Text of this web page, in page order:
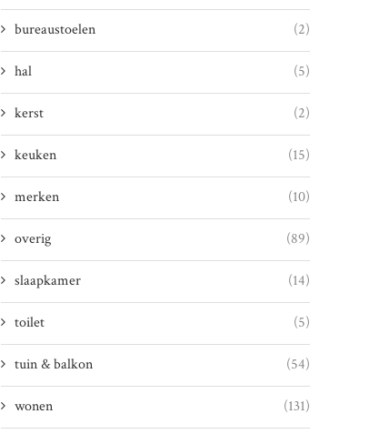
bureaustoelen (2)
hal (5)
kerst (2)
keuken (15)
merken (10)
overig (89)
slaapkamer (14)
toilet (5)
tuin & balkon (54)
wonen (131)